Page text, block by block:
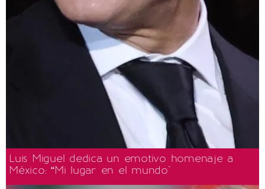
Luis Miguel dedica un emotivo homenaje a
México: “Mi lugar en el mundo"